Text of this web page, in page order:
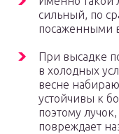
сильный, по
посаженными
При высадке
в холодных
весне
устойчивы к
поэтому
повреждает